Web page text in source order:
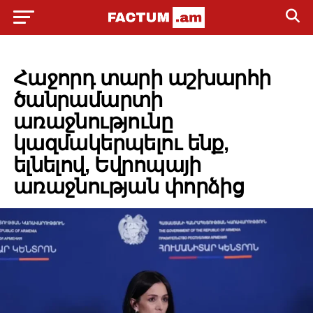
Հաջորդ տարի աշխարհի
ծանրամարտի
առաջնությունը
կազմակերպելու ենք,
ելնելով, Եվրոպայի
առաջնության փորձից